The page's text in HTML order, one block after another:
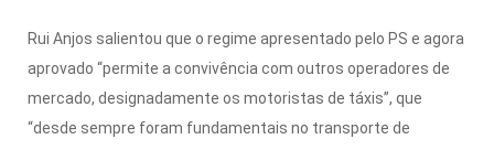
Rui Anjos salientou que o regime apresentado pelo PS e agora
aprovado “permite a convivência com outros operadores de
mercado, designadamente os motoristas de táxis”, que
“desde sempre foram fundamentais no transporte de